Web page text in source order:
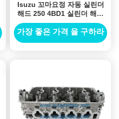
Isuzu 꼬마요정 자동 실린더
해드 250 4BD1 실린더 해드
Tapa De Cilindro 8-97141-
821-1 8-97141-821-2
가장 좋은 가격 을 구하라